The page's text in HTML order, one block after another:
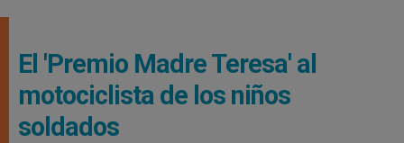
El 'Premio Madre Teresa' al
motociclista de los niños
soldados